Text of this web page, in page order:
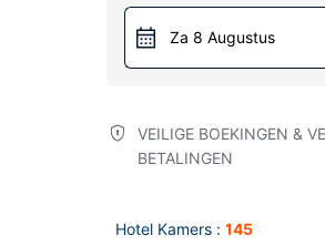
Za 8 Augustus
VEILIGE BOEKINGEN &
BETALINGEN
Hotel Kamers : 145